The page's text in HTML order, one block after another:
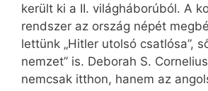
került ki a II. világháborúból. A
rendszer az ország népét
lettünk „Hitler utolsó csatlósa”,
nemzet” is. Deborah S.
nemcsak itthon, hanem az